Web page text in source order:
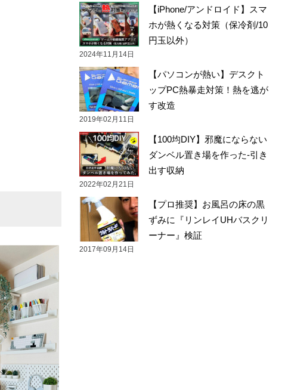
【iPhone/アンドロイド】スマ
ホが熱くなる対策（保冷剤/10
円玉以外）
2024年11月14日
【パソコンが熱い】デスクト
ップPC熱暴走対策！熱を逃が
す改造
2019年02月11日
【100均DIY】邪魔にならない
ダンベル置き場を作った-引き
出す収納
2022年02月21日
【プロ推奨】お風呂の床の黒
ずみに『リンレイUHバスクリ
ーナー』検証
2017年09月14日